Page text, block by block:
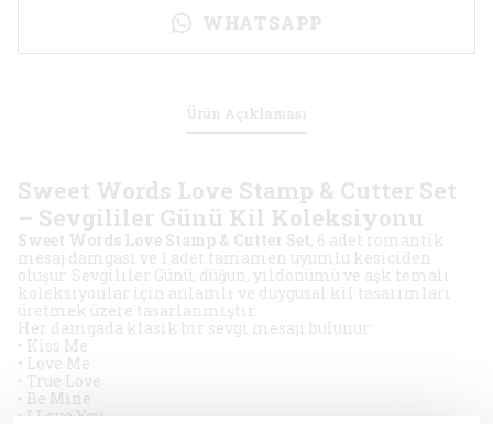
WHATSAPP
Ürün Açıklaması
Sweet Words Love Stamp & Cutter Set
– Sevgililer Günü Kil Koleksiyonu
Sweet Words Love Stamp & Cutter Set, 6 adet romantik
mesaj damgası ve 1 adet tamamen uyumlu kesiciden
oluşur. Sevgililer Günü, düğün, yıldönümü ve aşk temalı
koleksiyonlar için anlamlı ve duygusal kil tasarımları
üretmek üzere tasarlanmıştır.
Her damgada klasik bir sevgi mesajı bulunur:
• Kiss Me
• Love Me
• True Love
• Be Mine
• I Love You